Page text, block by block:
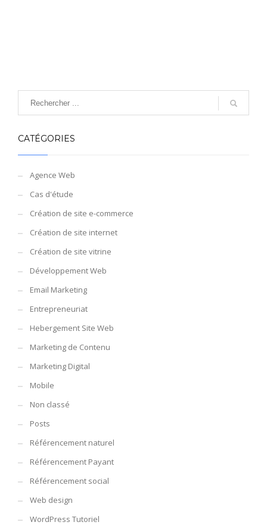
CATÉGORIES
Agence Web
Cas d'étude
Création de site e-commerce
Création de site internet
Création de site vitrine
Développement Web
Email Marketing
Entrepreneuriat
Hebergement Site Web
Marketing de Contenu
Marketing Digital
Mobile
Non classé
Posts
Référencement naturel
Référencement Payant
Référencement social
Web design
WordPress Tutoriel